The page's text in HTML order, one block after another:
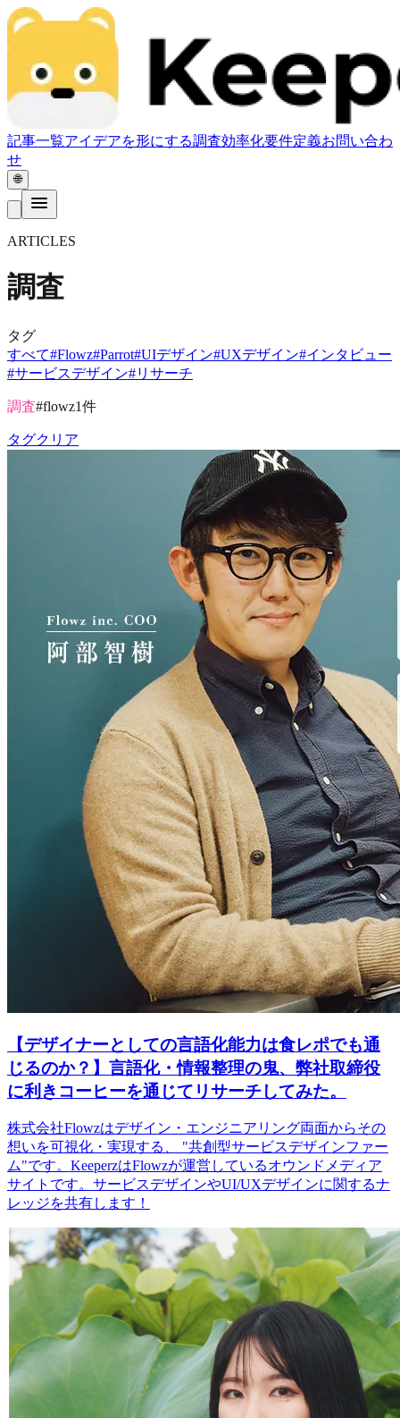
記事一覧アイデアを形にする調査効率化要件定義お問い合わ
せ
🌐
ARTICLES
調査
タグ
すべて#Flowz#Parrot#UIデザイン#UXデザイン#インタビュー
#サービスデザイン#リサーチ
調査#flowz1件
タグクリア
【デザイナーとしての言語化能力は食レポでも通
じるのか？】言語化・情報整理の鬼、弊社取締役
に利きコーヒーを通じてリサーチしてみた。
株式会社Flowzはデザイン・エンジニアリング両面からその
想いを可視化・実現する、 "共創型サービスデザインファー
ム"です。KeeperzはFlowzが運営しているオウンドメディア
サイトです。サービスデザインやUI/UXデザインに関するナ
レッジを共有します！